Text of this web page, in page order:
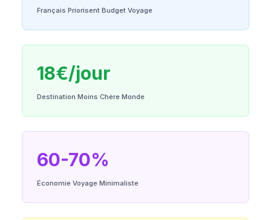
Français Priorisent Budget Voyage
18€/jour
Destination Moins Chère Monde
60-70%
Économie Voyage Minimaliste